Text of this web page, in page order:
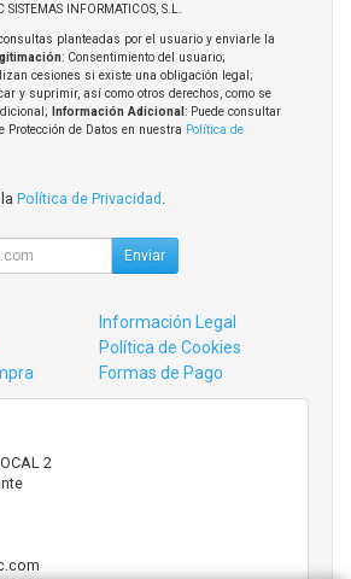
SISTEMAS INFORMATICOS, S.L.
planteadas por el usuario y enviarle la
: Consentimiento del usuario;
cesiones si existe una obligación legal;
y suprimir, así como otros derechos, como se
Información Adicional : Puede consultar
Protección de Datos en nuestra Política de
Política de Privacidad
Enviar
Información Legal
Política de Cookies
Formas de Pago
2